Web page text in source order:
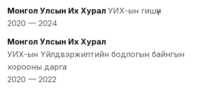
Монгол Улсын Их Хурал УИХ-ын гишүүн
2020 — 2024
Монгол Улсын Их Хурал
УИХ-ын Үйлдвэржилтийн бодлогын байнгын
хорооны дарга
2020 — 2022